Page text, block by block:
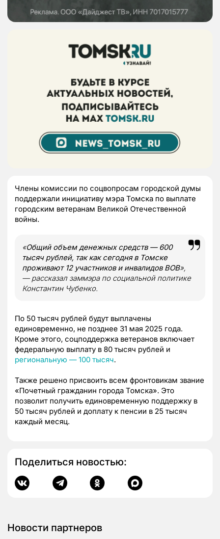
Члены комиссии по соцвопросам городской думы
поддержали инициативу мэра Томска по выплате
городским ветеранам Великой Отечественной
войны.
«Общий объем денежных средств — 600
тысяч рублей, так как сегодня в Томске
проживают 12 участников и инвалидов ВОВ»,
— рассказал заммэра по социальной политике
Константин Чубенко.
По 50 тысяч рублей будут выплачены
единовременно, не позднее 31 мая 2025 года.
Кроме этого, соцподдержка ветеранов включает
федеральную выплату в 80 тысяч рублей и
региональную — 100 тысяч.
Также решено присвоить всем фронтовикам звание
«Почетный гражданин города Томска». Это
позволит получить единовременную поддержку в
50 тысяч рублей и доплату к пенсии в 25 тысяч
каждый месяц.
Поделиться новостью:
Новости партнеров